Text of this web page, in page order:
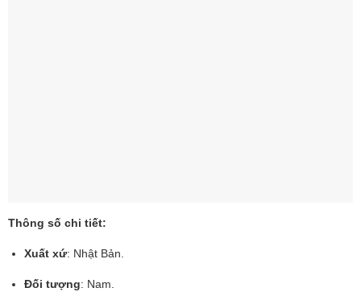
Thông số chi tiết:
Xuất xứ: Nhật Bản.
Đối tượng: Nam.